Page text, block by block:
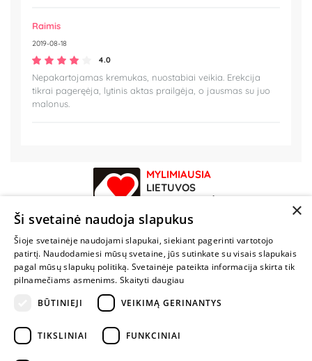
Raimis
2019-08-18
4.0
Nepakartojamas kremukas, nuostabiai veikia. Erekcija
tikrai pageręėja, lytinis aktas prailgėja, o jausmas su juo
malonus.
MYLIMIAUSIA
LIETUVOS
PARDUOTUVĖ
NENUSTOK
ŽAISTI
+370 600 84088
info@fantazijos.lt
×
Ši svetainė naudoja slapukus
Šioje svetainėje naudojami slapukai, siekiant pagerinti vartotojo
patirtį. Naudodamiesi mūsų svetaine, jūs sutinkate su visais slapukais
pagal mūsų slapukų politiką. Svetainėje pateikta informacija skirta tik
pilnamečiams asmenims. Skaityti daugiau
BŪTINIEJI
VEIKIMĄ GERINANTYS
TIKSLINIAI FUNKCINIAI